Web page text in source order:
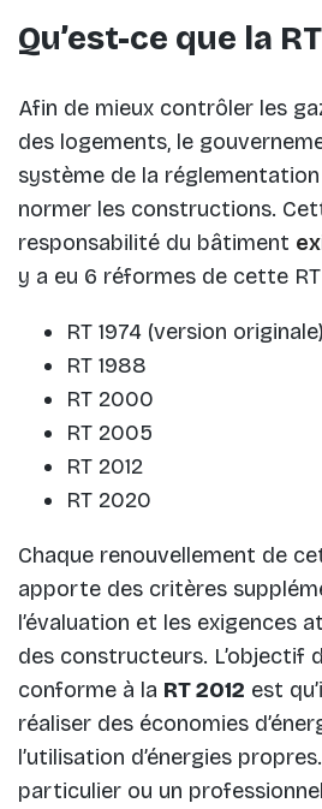
Qu’est-ce que la
Afin de mieux contrôler les
des logements, le
système de la
normer les constructions.
responsabilité du bâtiment
y a eu 6 réformes de cette
RT 1974 (version originale)
RT 1988
RT 2000
RT 2005
RT 2012
RT 2020
Chaque renouvellement de
apporte des critères
l’évaluation et les exigences
des constructeurs. L’objectif
conforme à la RT 2012 est
réaliser des économies
l’utilisation d’énergies
particulier ou un